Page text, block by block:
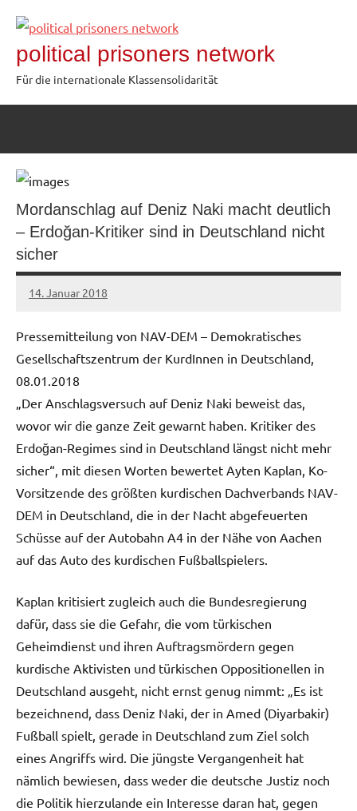
Inhalt
springen
political prisoners network
Für die internationale Klassensolidarität
Mordanschlag auf Deniz Naki macht deutlich
– Erdoğan-Kritiker sind in Deutschland nicht
sicher
14. Januar 2018
admin
Pressemitteilung von NAV-DEM – Demokratisches
Gesellschaftszentrum der KurdInnen in Deutschland,
08.01.2018
„Der Anschlagsversuch auf Deniz Naki beweist das,
wovor wir die ganze Zeit gewarnt haben. Kritiker des
Erdoğan-Regimes sind in Deutschland längst nicht mehr
sicher“, mit diesen Worten bewertet Ayten Kaplan, Ko-
Vorsitzende des größten kurdischen Dachverbands NAV-
DEM in Deutschland, die in der Nacht abgefeuerten
Schüsse auf der Autobahn A4 in der Nähe von Aachen
auf das Auto des kurdischen Fußballspielers.
Kaplan kritisiert zugleich auch die Bundesregierung
dafür, dass sie die Gefahr, die vom türkischen
Geheimdienst und ihren Auftragsmördern gegen
kurdische Aktivisten und türkischen Oppositionellen in
Deutschland ausgeht, nicht ernst genug nimmt: „Es ist
bezeichnend, dass Deniz Naki, der in Amed (Diyarbakir)
Fußball spielt, gerade in Deutschland zum Ziel solch
eines Angriffs wird. Die jüngste Vergangenheit hat
nämlich bewiesen, dass weder die deutsche Justiz noch
die Politik hierzulande ein Interesse daran hat, gegen